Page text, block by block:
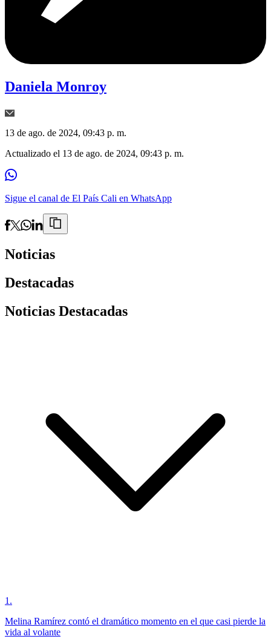
Daniela Monroy
13 de ago. de 2024, 09:43 p. m.
Actualizado el 13 de ago. de 2024, 09:43 p. m.
Sigue el canal de El País Cali en WhatsApp
Noticias
Destacadas
Noticias Destacadas
1 .
Melina Ramírez contó el dramático momento en el que casi pierde la
vida al volante